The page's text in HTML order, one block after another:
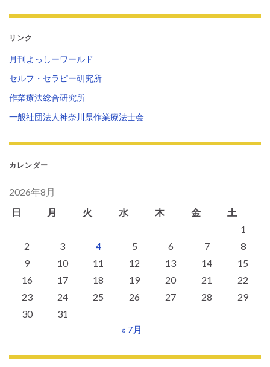
リンク
月刊よっしーワールド
セルフ・セラピー研究所
作業療法総合研究所
一般社団法人神奈川県作業療法士会
カレンダー
2026年8月
日
月 火 水 木 金
土
1
2
3 4 5 6 7
8
9
10 11 12 13 14
15
16
17 18 19 20 21
22
23
24 25 26 27 28
29
30
31
« 7月